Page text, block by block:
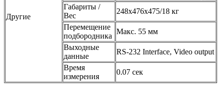
Другие
Габариты /
Вес
248x476x475/18 кг
Перемещение
подбородника
Макс. 55 мм
Выходные
данные
RS-232 Interface, Video output
Время
измерения
0.07 сек